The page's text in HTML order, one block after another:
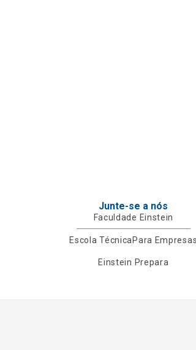
Junte-se a nós
Faculdade Einstein
Escola TécnicaPara Empresas
Einstein Prepara